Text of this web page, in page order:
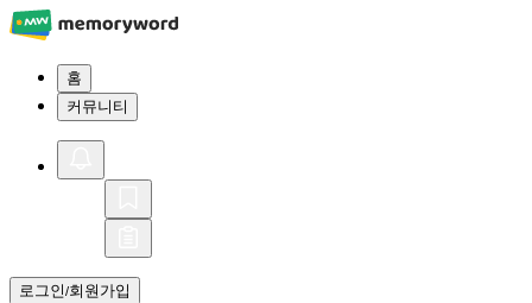
홈
커뮤니티
로그인/회원가입